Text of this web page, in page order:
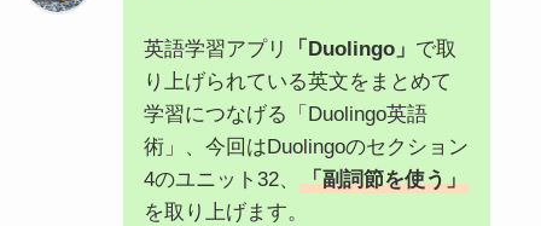
英語学習アプリ 「Duolingo」 で取
り上げられている英文をまとめて
学習につなげる「Duolingo英語
術」、今回はDuolingoのセクション
4のユニット32、
「副詞節を使う」
を取り上げます。